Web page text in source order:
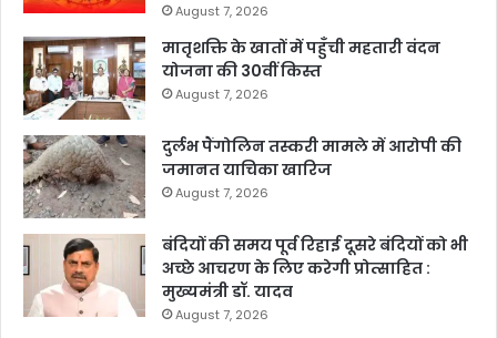
August 7, 2026
मातृशक्ति के खातों में पहुँची महतारी वंदन
योजना की 30वीं किस्त
August 7, 2026
दुर्लभ पैंगोलिन तस्करी मामले में आरोपी की
जमानत याचिका खारिज
August 7, 2026
बंदियों की समय पूर्व रिहाई दूसरे बंदियों को भी
अच्छे आचरण के लिए करेगी प्रोत्साहित :
मुख्यमंत्री डॉ. यादव
August 7, 2026